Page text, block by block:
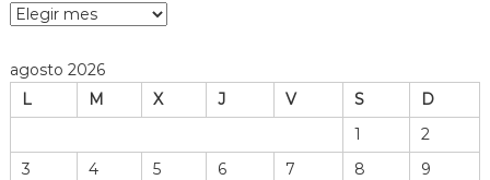
A
h
o
agosto 2026
L
M X J V S
D
1
2
3
4 5 6 7 8
9